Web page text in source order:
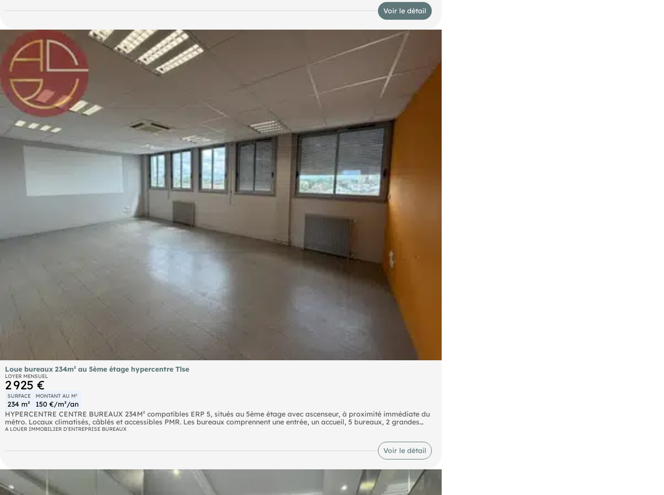
Voir le détail
Loue bureaux 234m² au 5ème étage hypercentre Tlse
LOYER MENSUEL
2 925 €
SURFACE
234 m²
MONTANT AU M²
150 €/m²/an
HYPERCENTRE CENTRE BUREAUX 234M² compatibles ERP 5, situés au 5ème étage avec ascenseur, à proximité immédiate du
métro. Locaux climatisés, câblés et accessibles PMR. Les bureaux comprennent une entrée, un accueil, 5 bureaux, 2 grandes
pièces pouvant servir de salle de réunion ou d'open space, ainsi qu'un WC handicapés. Idéal pour activités tertiaires,
A LOUER IMMOBILIER D'ENTREPRISE BUREAUX
Voir le détail